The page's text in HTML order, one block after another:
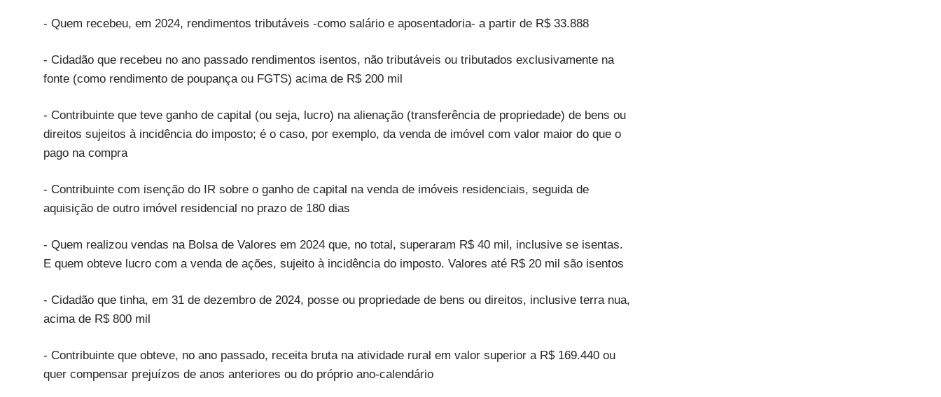
- Quem recebeu, em 2024, rendimentos tributáveis -como salário e aposentadoria- a partir de R$ 33.888
- Cidadão que recebeu no ano passado rendimentos isentos, não tributáveis ou tributados exclusivamente na
fonte (como rendimento de poupança ou FGTS) acima de R$ 200 mil
- Contribuinte que teve ganho de capital (ou seja, lucro) na alienação (transferência de propriedade) de bens ou
direitos sujeitos à incidência do imposto; é o caso, por exemplo, da venda de imóvel com valor maior do que o
pago na compra
- Contribuinte com isenção do IR sobre o ganho de capital na venda de imóveis residenciais, seguida de
aquisição de outro imóvel residencial no prazo de 180 dias
- Quem realizou vendas na Bolsa de Valores em 2024 que, no total, superaram R$ 40 mil, inclusive se isentas.
E quem obteve lucro com a venda de ações, sujeito à incidência do imposto. Valores até R$ 20 mil são isentos
- Cidadão que tinha, em 31 de dezembro de 2024, posse ou propriedade de bens ou direitos, inclusive terra nua,
acima de R$ 800 mil
- Contribuinte que obteve, no ano passado, receita bruta na atividade rural em valor superior a R$ 169.440 ou
quer compensar prejuízos de anos anteriores ou do próprio ano-calendário